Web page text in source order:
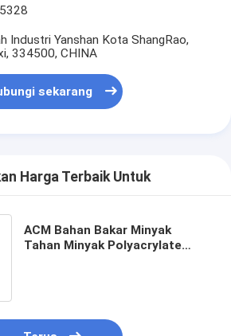
Industri Yanshan Kota ShangRao,
334500, CHINA
sekarang
Harga Terbaik Untuk
ACM Bahan Bakar Minyak
Tahan Minyak Polyacrylate